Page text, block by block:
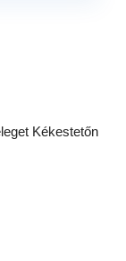
Kékestetőn